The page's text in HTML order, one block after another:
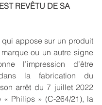
REVÊTU DE SA
qui appose sur un produit
ou un autre signe
l’impression d’être
la fabrication du
arrêt du 7 juillet 2022
« Philips » (C-264/21), la